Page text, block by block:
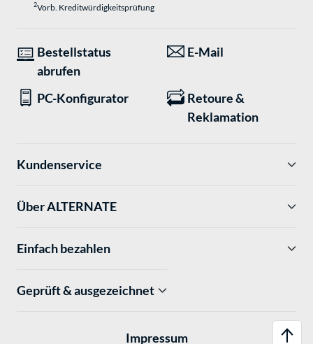
2Vorb. Kreditwürdigkeitsprüfung
Bestellstatus
abrufen
E-Mail
PC-Konfigurator
Retoure &
Reklamation
Kundenservice
Über ALTERNATE
Einfach bezahlen
Geprüft & ausgezeichnet
Impressum